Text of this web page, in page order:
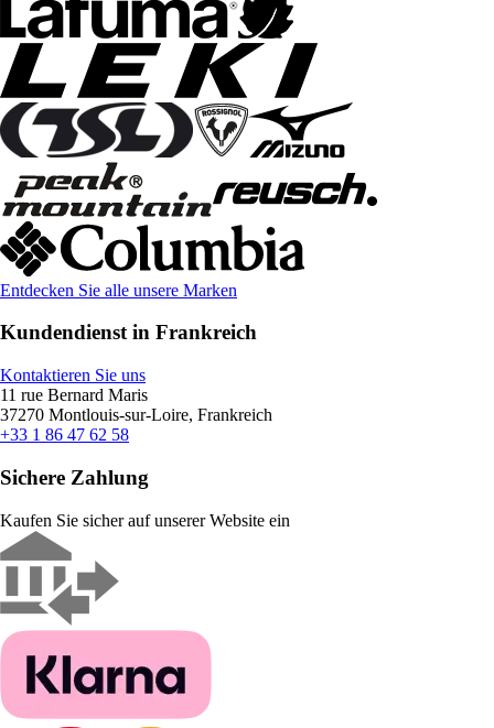
Entdecken Sie alle unsere Marken
Kundendienst in Frankreich
Kontaktieren Sie uns
11 rue Bernard Maris
37270 Montlouis-sur-Loire, Frankreich
+33 1 86 47 62 58
Sichere Zahlung
Kaufen Sie sicher auf unserer Website ein